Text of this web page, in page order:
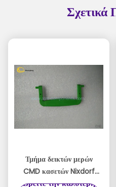
Σχετικά
Τμήμα δεικτών μερών
CMD κασετών Nixdorf
ATM Wincor
Βρείτε την καλύτερη